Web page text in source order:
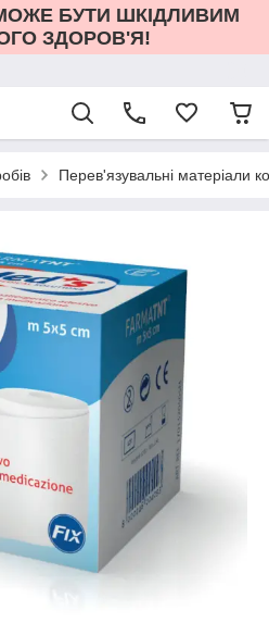
БУТИ ШКІДЛИВИМ
ЗДОРОВ'Я!
Перев'язувальні матеріали